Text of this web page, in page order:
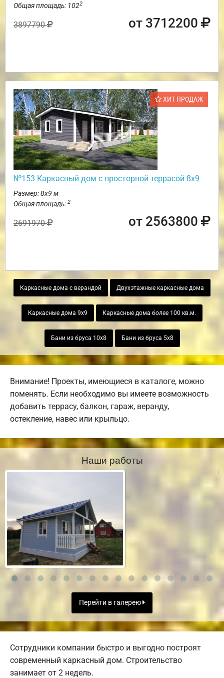
Общая площадь: 1022
3897790 от 3712200
ХИТ ПРОДАЖ
№153 Каркасный дом с просторной террасой 8х9
Размер: 8х9 м
Общая площадь: 2
2691970 от 2563800
Каркасные дома с верандой Двухэтажные каркасные дома
Каркасные дома 9х9 Каркасные дома более 100 кв.м.
Бани из бруса 10х8 Бани из бруса 5х8
Внимание! Проекты, имеющиеся в каталоге, можно
поменять. Если необходимо вы имеете возможность
добавить террасу, балкон, гараж, веранду,
остекление, навес или крыльцо.
Наши работы
Перейти в галерею
Сотрудники компании быстро и выгодно построят
современный каркасный дом. Строительство
занимает от 2 недель.